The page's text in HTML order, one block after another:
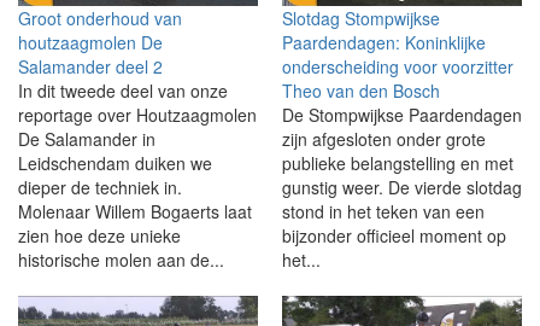
Groot onderhoud van
houtzaagmolen De
Salamander deel 2
In dit tweede deel van onze
reportage over Houtzaagmolen
De Salamander in
Leidschendam duiken we
dieper de techniek in.
Molenaar Willem Bogaerts laat
zien hoe deze unieke
historische molen aan de...
Slotdag Stompwijkse
Paardendagen: Koninklijke
onderscheiding voor voorzitter
Theo van den Bosch
De Stompwijkse Paardendagen
zijn afgesloten onder grote
publieke belangstelling en met
gunstig weer. De vierde slotdag
stond in het teken van een
bijzonder officieel moment op
het...